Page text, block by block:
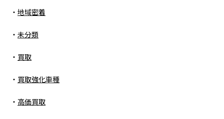
地域密着
未分類
買取
買取強化車種
高価買取